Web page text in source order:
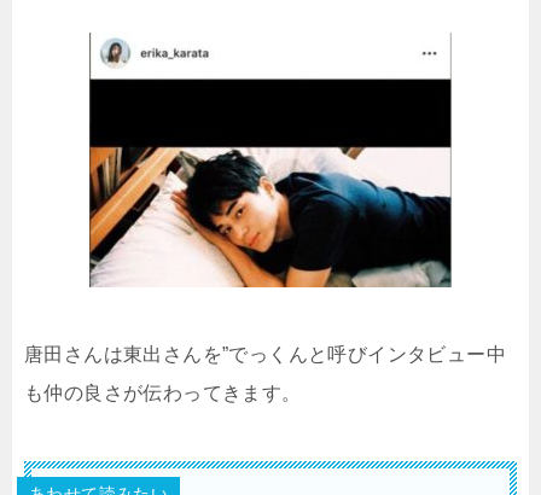
唐田さんは東出さんを”でっくんと呼びインタビュー中
も仲の良さが伝わってきます。